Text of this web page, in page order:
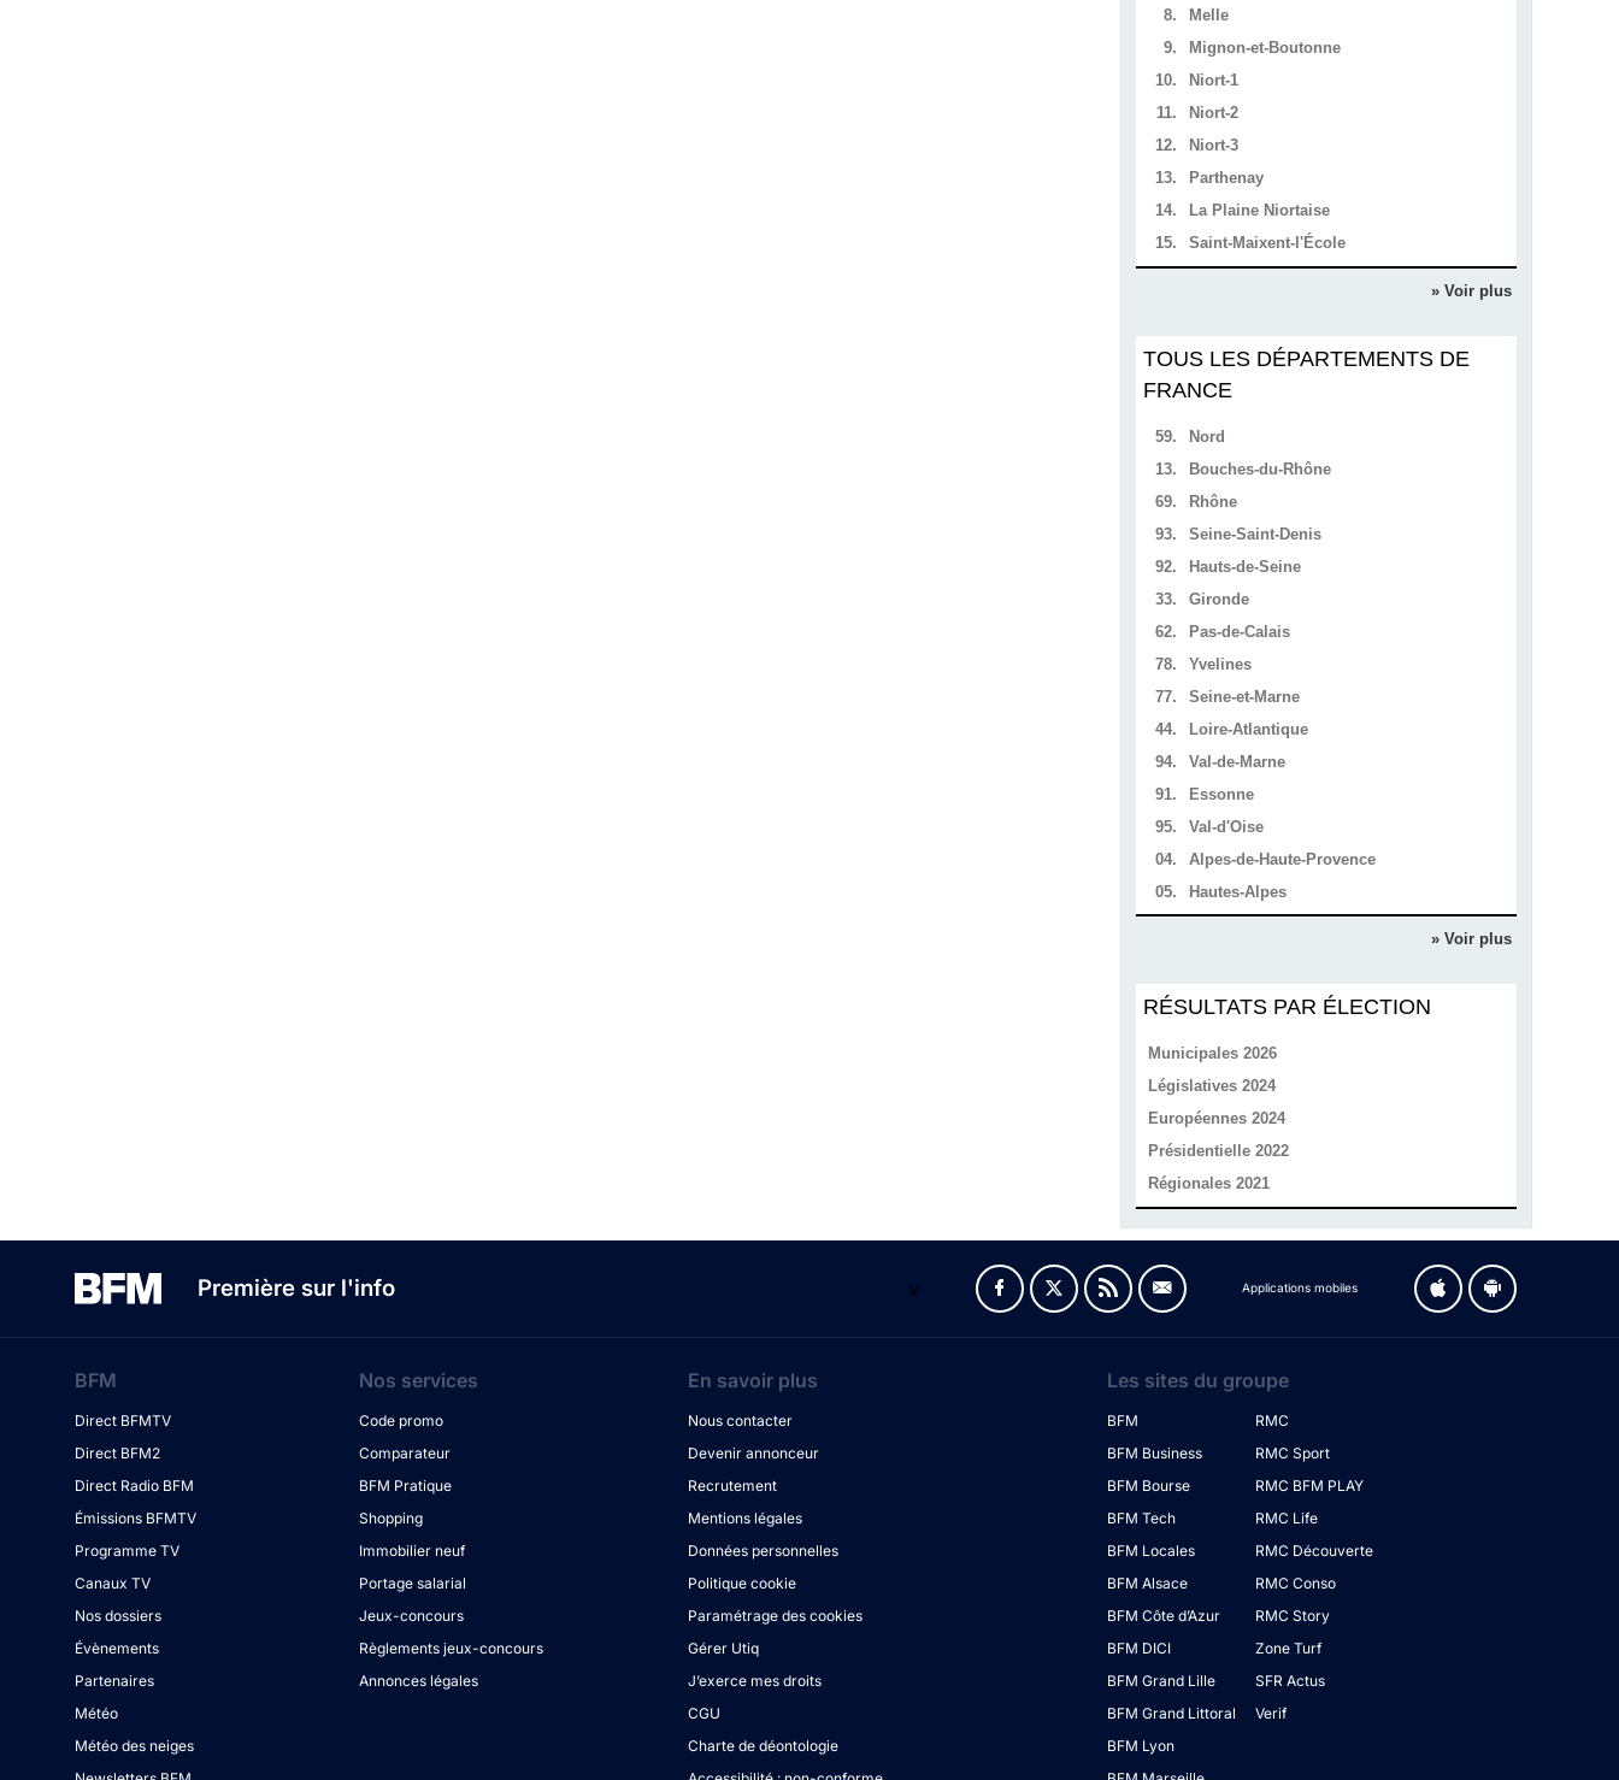
8.
Melle
9.
Mignon-et-Boutonne
10.
Niort-1
11.
Niort-2
12.
Niort-3
13.
Parthenay
14.
La Plaine Niortaise
15.
Saint-Maixent-l'École
» Voir plus
TOUS LES DÉPARTEMENTS DE
FRANCE
59.
Nord
13.
Bouches-du-Rhône
69.
Rhône
93.
Seine-Saint-Denis
92.
Hauts-de-Seine
33.
Gironde
62.
Pas-de-Calais
78.
Yvelines
77.
Seine-et-Marne
44.
Loire-Atlantique
94.
Val-de-Marne
91.
Essonne
95.
Val-d'Oise
04.
Alpes-de-Haute-Provence
05.
Hautes-Alpes
» Voir plus
RÉSULTATS PAR ÉLECTION
Municipales 2026
Législatives 2024
Européennes 2024
Présidentielle 2022
Régionales 2021
Première sur l'info v Applications mobiles
BFM
Direct BFMTV
Direct BFM2
Direct Radio BFM
Émissions BFMTV
Programme TV
Canaux TV
Nos dossiers
Évènements
Partenaires
Météo
Météo des neiges
Nos services
Code promo
Comparateur
BFM Pratique
Shopping
Immobilier neuf
Portage salarial
Jeux-concours
Règlements jeux-concours
Annonces légales
En savoir plus
Nous contacter
Devenir annonceur
Recrutement
Mentions légales
Données personnelles
Politique cookie
Paramétrage des cookies
Gérer Utiq
J’exerce mes droits
CGU
Charte de déontologie
Les sites du groupe
BFM
BFM Business
BFM Bourse
BFM Tech
BFM Locales
BFM Alsace
BFM Côte d’Azur
BFM DICI
BFM Grand Lille
BFM Grand Littoral
BFM Lyon
RMC
RMC Sport
RMC BFM PLAY
RMC Life
RMC Découverte
RMC Conso
RMC Story
Zone Turf
SFR Actus
Verif